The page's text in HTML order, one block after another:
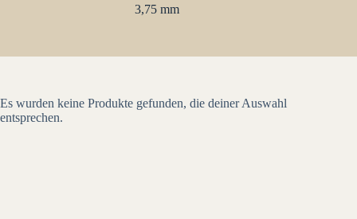
3,75 mm
Es wurden keine Produkte gefunden, die deiner Auswahl
entsprechen.